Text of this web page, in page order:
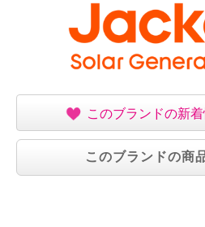
【原産国（地）】
・中国製
【その他】
※製品登録には、メーカーホー
※一般市場での販売開始時期：
このブランドの新
このブランドの商